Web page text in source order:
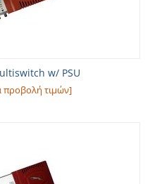
w/ PSU
προβολή τιμών]